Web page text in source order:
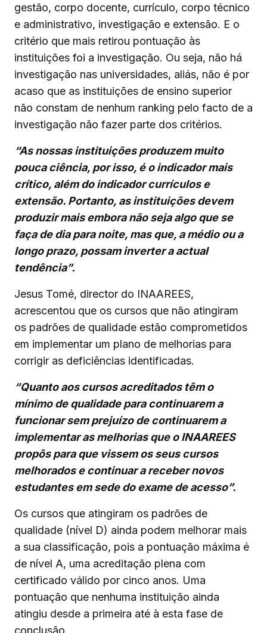
gestão, corpo docente, currículo, corpo técnico
e administrativo, investigação e extensão. E o
critério que mais retirou pontuação às
instituições foi a investigação. Ou seja, não há
investigação nas universidades, aliás, não é por
acaso que as instituições de ensino superior
não constam de nenhum ranking pelo facto de a
investigação não fazer parte dos critérios.
“As nossas instituições produzem muito
pouca ciência, por isso, é o indicador mais
crítico, além do indicador currículos e
extensão. Portanto, as instituições devem
produzir mais embora não seja algo que se
faça de dia para noite, mas que, a médio ou a
longo prazo, possam inverter a actual
tendência”.
Jesus Tomé, director do INAAREES,
acrescentou que os cursos que não atingiram
os padrões de qualidade estão comprometidos
em implementar um plano de melhorias para
corrigir as deficiências identificadas.
“Quanto aos cursos acreditados têm o
mínimo de qualidade para continuarem a
funcionar sem prejuízo de continuarem a
implementar as melhorias que o INAAREES
propôs para que vissem os seus cursos
melhorados e continuar a receber novos
estudantes em sede do exame de acesso”.
Os cursos que atingiram os padrões de
qualidade (nível D) ainda podem melhorar mais
a sua classificação, pois a pontuação máxima é
de nível A, uma acreditação plena com
certificado válido por cinco anos. Uma
pontuação que nenhuma instituição ainda
atingiu desde a primeira até à esta fase de
conclusão.